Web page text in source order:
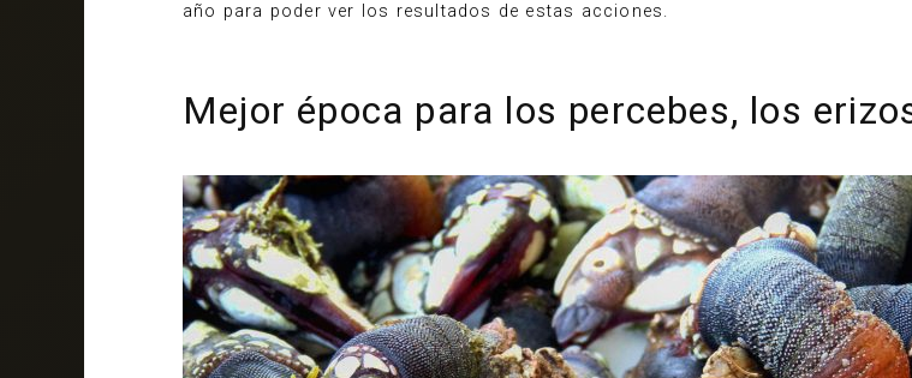
año para poder ver los resultados de estas acciones.
Mejor época para los percebes, los